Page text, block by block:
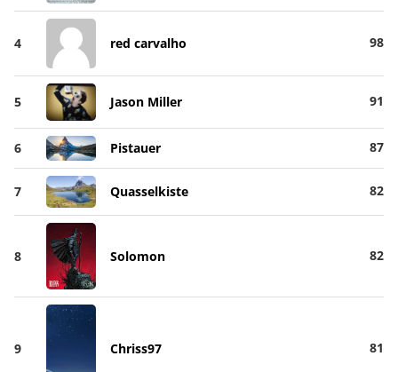
4 red carvalho 98
5 Jason Miller 91
6 Pistauer 87
7 Quasselkiste 82
8 Solomon 82
9 Chriss97 81